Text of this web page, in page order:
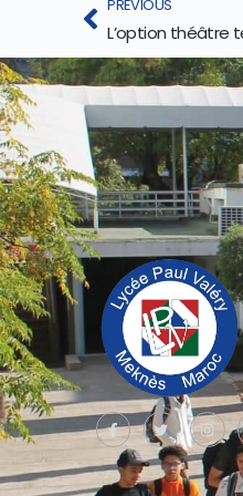
PREVIOUS
L’option théâtre